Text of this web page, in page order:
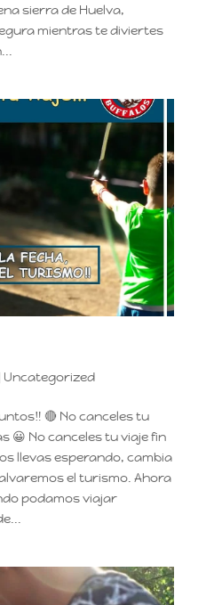
sierra de Huelva,
mientras te diviertes
Uncategorized
🔴 No canceles tu
😀 No canceles tu viaje fin
llevas esperando, cambia
el turismo. Ahora
podamos viajar